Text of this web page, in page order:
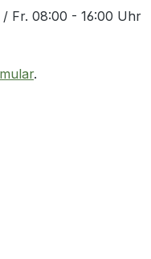
Fr. 08:00 - 16:00 Uhr
.